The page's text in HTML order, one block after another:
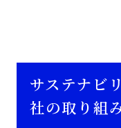
サステナビ
社の取り組